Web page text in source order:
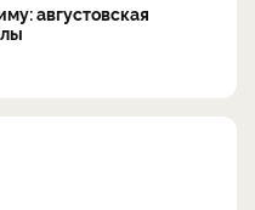
августовская